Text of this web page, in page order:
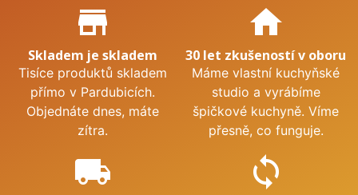
Proč nakupovat u nás?
store_mall_directory
Skladem je skladem
Tisíce produktů skladem
přímo v Pardubicích.
Objednáte dnes, máte
zítra.
home
30 let zkušeností v oboru
Máme vlastní kuchyňské
studio a vyrábíme
špičkové kuchyně. Víme
přesně, co funguje.
local_shipping sync